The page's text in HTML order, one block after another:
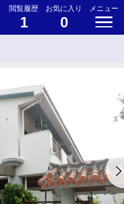
閲覧履歴
1
お気に入り
0
メニュー